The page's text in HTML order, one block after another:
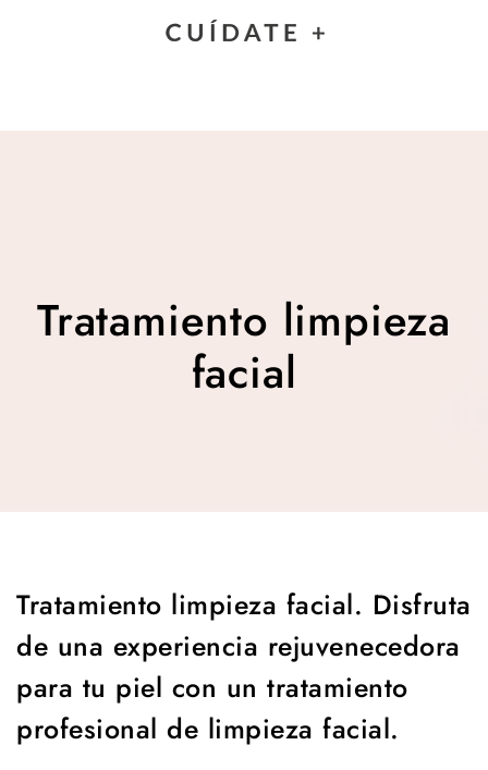
Tratamiento limpieza
facial
Tratamiento limpieza facial. Disfruta
de una experiencia rejuvenecedora
para tu piel con un tratamiento
profesional de limpieza facial.